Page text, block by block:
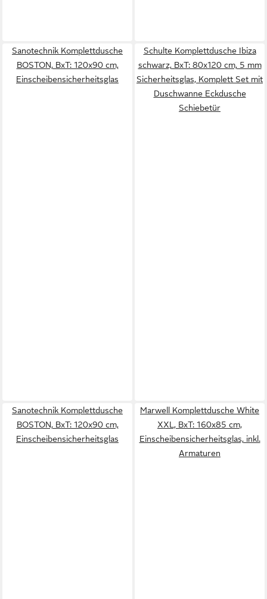
Sanotechnik Komplettdusche
BOSTON, BxT: 120x90 cm,
Einscheibensicherheitsglas
Schulte Komplettdusche Ibiza
schwarz, BxT: 80x120 cm, 5 mm
Sicherheitsglas, Komplett Set mit
Duschwanne Eckdusche
Schiebetür
Sanotechnik Komplettdusche
BOSTON, BxT: 120x90 cm,
Einscheibensicherheitsglas
Marwell Komplettdusche White
XXL, BxT: 160x85 cm,
Einscheibensicherheitsglas, inkl.
Armaturen